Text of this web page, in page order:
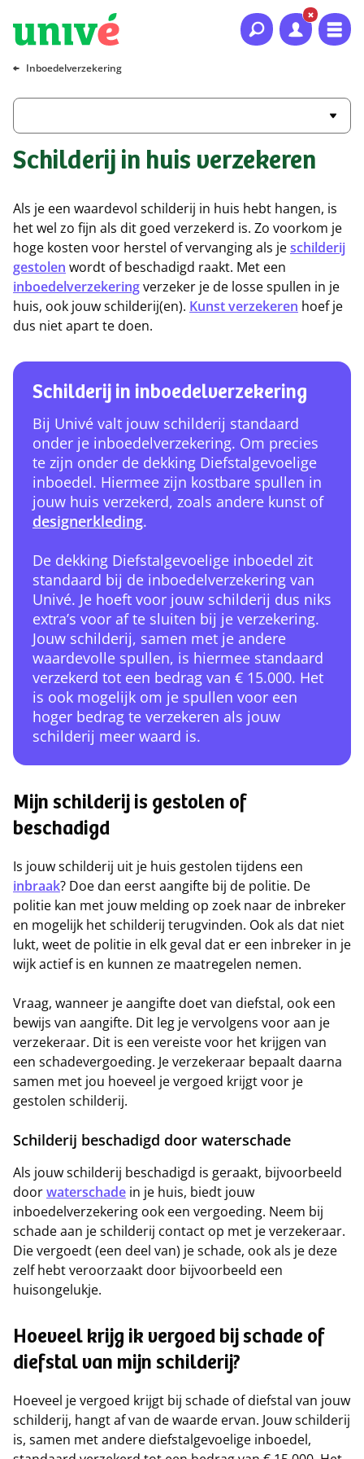
Naar hoofdinhoud
Naar hoofdnavigatie
Naar footer
Inboedelverzekering
Schilderij in huis verzekeren
Als je een waardevol schilderij in huis hebt hangen, is
het wel zo fijn als dit goed verzekerd is. Zo voorkom je
hoge kosten voor herstel of vervanging als jeschilderij
gestolen wordt of beschadigd raakt. Met een
inboedelverzekeringverzeker je de losse spullen in je
huis, ook jouw schilderij(en). Kunst verzekeren hoef je
dus niet apart te doen.
Schilderij in inboedelverzekering
Bij Univé valt jouw schilderij standaard
onder je inboedelverzekering. Om precies
te zijn onder de dekking Diefstalgevoelige
inboedel. Hiermee zijn kostbare spullen in
jouw huis verzekerd, zoals andere kunst of
designerkleding.
De dekking Diefstalgevoelige inboedel zit
standaard bij de inboedelverzekering van
Univé. Je hoeft voor jouw schilderij dus niks
extra’s voor af te sluiten bij je verzekering.
Jouw schilderij, samen met je andere
waardevolle spullen, is hiermee standaard
verzekerd tot een bedrag van € 15.000. Het
is ook mogelijk om je spullen voor een
hoger bedrag te verzekeren als jouw
schilderij meer waard is.
Mijn schilderij is gestolen of
beschadigd
Is jouw schilderij uit je huis gestolen tijdens een
inbraak? Doe dan eerst aangifte bij de politie. De
politie kan met jouw melding op zoek naar de inbreker
en mogelijk het schilderij terugvinden. Ook als dat niet
lukt, weet de politie in elk geval dat er een inbreker in je
wijk actief is en kunnen ze maatregelen nemen.
Vraag, wanneer je aangifte doet van diefstal, ook een
bewijs van aangifte. Dit leg je vervolgens voor aan je
verzekeraar. Dit is een vereiste voor het krijgen van
een schadevergoeding. Je verzekeraar bepaalt daarna
samen met jou hoeveel je vergoed krijgt voor je
gestolen schilderij.
Schilderij beschadigd door waterschade
Als jouw schilderij beschadigd is geraakt, bijvoorbeeld
doorwaterschade in je huis, biedt jouw
inboedelverzekering ook een vergoeding. Neem bij
schade aan je schilderij contact op met je verzekeraar.
Die vergoedt (een deel van) je schade, ook als je deze
zelf hebt veroorzaakt door bijvoorbeeld een
huisongelukje.
Hoeveel krijg ik vergoed bij schade of
diefstal van mijn schilderij?
Hoeveel je vergoed krijgt bij schade of diefstal van jouw
schilderij, hangt af van de waarde ervan. Jouw schilderij
is, samen met andere diefstalgevoelige inboedel,